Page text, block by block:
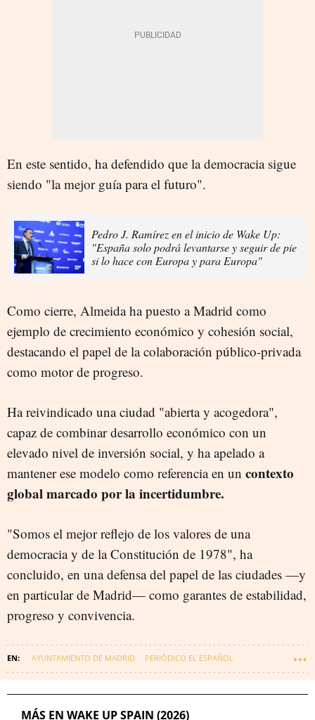
En este sentido, ha defendido que la democracia sigue
siendo "la mejor guía para el futuro".
Pedro J. Ramírez en el inicio de Wake Up:
"España solo podrá levantarse y seguir de pie
si lo hace con Europa y para Europa"
Como cierre, Almeida ha puesto a Madrid como
ejemplo de crecimiento económico y cohesión social,
destacando el papel de la colaboración público-privada
como motor de progreso.
Ha reivindicado una ciudad "abierta y acogedora",
capaz de combinar desarrollo económico con un
elevado nivel de inversión social, y ha apelado a
mantener ese modelo como referencia en un contexto
global marcado por la incertidumbre.
"Somos el mejor reflejo de los valores de una
democracia y de la Constitución de 1978", ha
concluido, en una defensa del papel de las ciudades —y
en particular de Madrid— como garantes de estabilidad,
progreso y convivencia.
AYUNTAMIENTO DE MADRID PERIÓDICO EL ESPAÑOL
JOSÉ LUIS MARTÍNEZ ALMEIDA ESPANA-NEWSLETTER
MÁS EN WAKE UP SPAIN (2026)